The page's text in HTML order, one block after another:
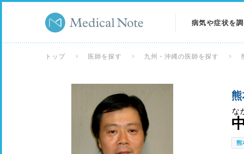
病気や症状を
検査を調べる
トップ 医師を探す 九州・沖縄の医師を探す
な
熊